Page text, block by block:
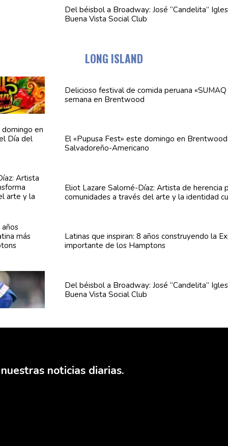
Del béisbol a Broadway: José “Candelita”
Buena Vista Social Club
LONG ISLAND
Delicioso festival de comida peruana
semana en Brentwood
El «Pupusa Fest» este domingo en
Salvadoreño-Americano
Eliot Lazare Salomé-Díaz: Artista de herencia
comunidadesa través del arte y la identidad
Latinas que inspiran: 8 años construyendo la
importante de los Hamptons
Del béisbol a Broadway: José “Candelita”
Buena Vista Social Club
noticias diarias.